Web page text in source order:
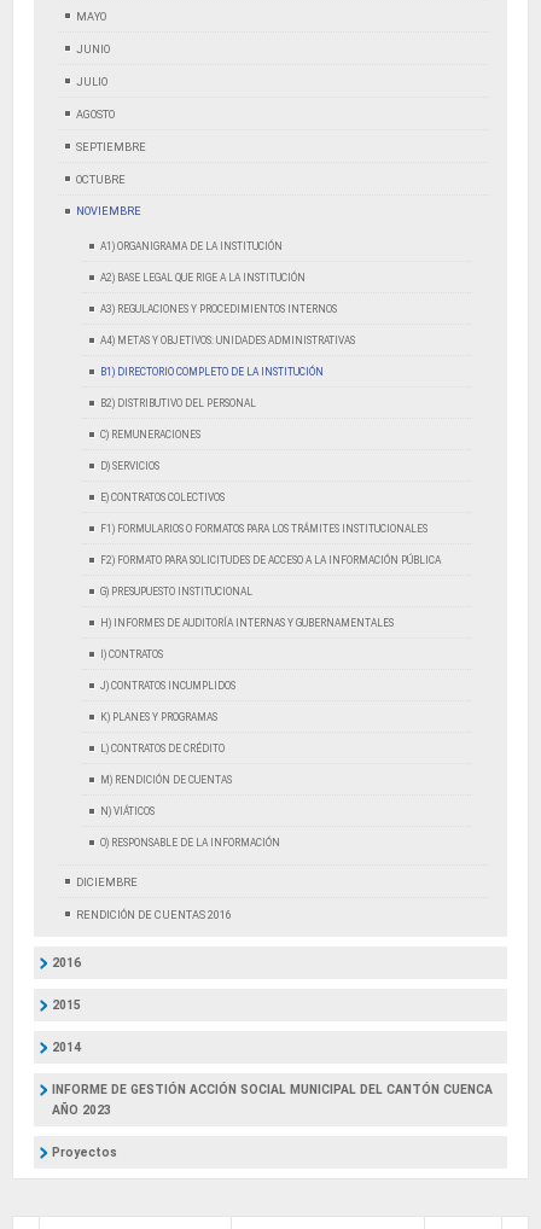
MAYO
JUNIO
JULIO
AGOSTO
SEPTIEMBRE
OCTUBRE
NOVIEMBRE
A1) ORGANIGRAMA DE LA INSTITUCIÓN
A2) BASE LEGAL QUE RIGE A LA INSTITUCIÓN
A3) REGULACIONES Y PROCEDIMIENTOS INTERNOS
A4) METAS Y OBJETIVOS: UNIDADES ADMINISTRATIVAS
B1) DIRECTORIO COMPLETO DE LA INSTITUCIÓN
B2) DISTRIBUTIVO DEL PERSONAL
C) REMUNERACIONES
D) SERVICIOS
E) CONTRATOS COLECTIVOS
F1) FORMULARIOS O FORMATOS PARA LOS TRÁMITES INSTITUCIONALES
F2) FORMATO PARA SOLICITUDES DE ACCESO A LA INFORMACIÓN PÚBLICA
G) PRESUPUESTO INSTITUCIONAL
H) INFORMES DE AUDITORÍA INTERNAS Y GUBERNAMENTALES
I) CONTRATOS
J) CONTRATOS INCUMPLIDOS
K) PLANES Y PROGRAMAS
L) CONTRATOS DE CRÉDITO
M) RENDICIÓN DE CUENTAS
N) VIÁTICOS
O) RESPONSABLE DE LA INFORMACIÓN
DICIEMBRE
RENDICIÓN DE CUENTAS 2016
2016
2015
2014
INFORME DE GESTIÓN ACCIÓN SOCIAL MUNICIPAL DEL CANTÓN CUENCA
AÑO 2023
Proyectos